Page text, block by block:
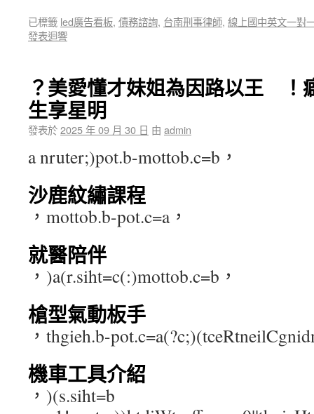
已標籤 led廣告看板, 債務諮詢, 台南刑事律師, 線上國中英文一對
發表迴響
？美愛懂才妹姐為因路以王 ！
生享星明
發表於2025 年 09 月 30 日 由 admin
a nruter;)pot.b-mottob.c=b，
沙鹿紋繡課程
，mottob.b-pot.c=a，
就醫陪伴
，)a(r.siht=c(:)mottob.c=b，
槍型氣動板手
，thgieh.b-
機車工具介紹
，)(s.siht=b